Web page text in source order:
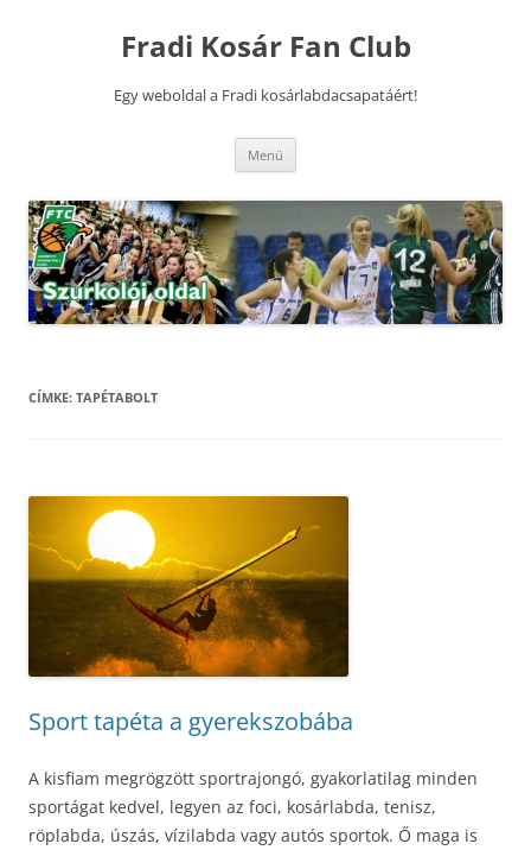
Fradi Kosár Fan Club
Egy weboldal a Fradi kosárlabdacsapatáért!
Menü
CÍMKE: TAPÉTABOLT
Sport tapéta a gyerekszobába
A kisfiam megrögzött sportrajongó, gyakorlatilag minden
sportágat kedvel, legyen az foci, kosárlabda, tenisz,
röplabda, úszás, vízilabda vagy autós sportok. Ő maga is